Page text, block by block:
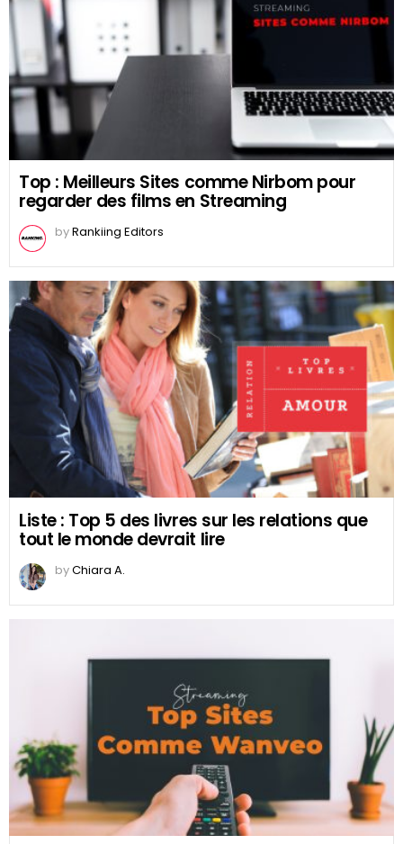
Top : Meilleurs Sites comme Nirbom pour
regarder des films en Streaming
byRankiing Editors
Liste : Top 5 des livres sur les relations que
tout le monde devrait lire
byChiara A.